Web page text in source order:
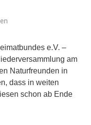
e.V. –
am
Naturfreunden in
dass in weiten
schon ab Ende